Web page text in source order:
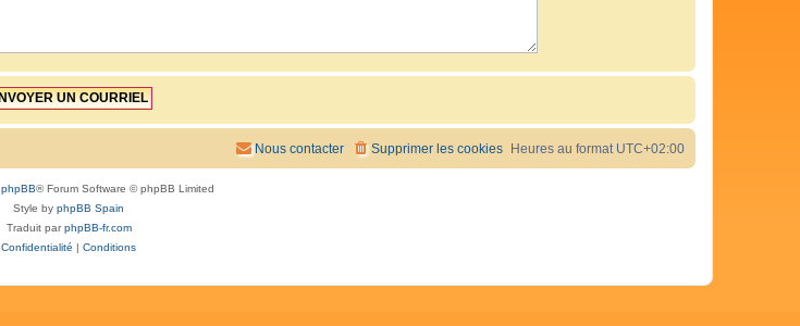
Heures au format UTC+02:00
Supprimer les cookies
Nous contacter
phpBB® Forum Software © phpBB Limited
Style by phpBB Spain
Traduit parphpBB-fr.com
Confidentialité | Conditions